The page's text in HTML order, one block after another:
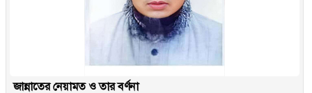
জান্নাতের নেয়ামত ও তার বর্ণনা